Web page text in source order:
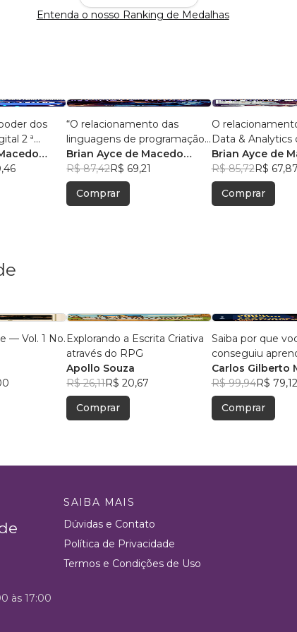
Entenda o nosso Ranking de Medalhas
dos
2 ª
“O relacionamento das
linguagens de programação
com o big data e analytics.”
Brian Ayce de Macedo
Marinho
R$ 87,42R$ 69,21
Comprar
O
Data & Analytics
Com 50
respostas.
Brian Ayce de
Marinho
R$ 85,72R$ 67,87
Comprar
— Vol. 1 No. Explorando a Escrita Criativa
através do RPG
Apollo Souza
R$ 26,11R$ 20,67
Comprar
Saiba por que
conseguiu
português
Carlos Gilberto
Rodrigues
Ferrari
R$ 99,94R$ 79,12
Comprar
SAIBA MAIS
Dúvidas e Contato
Política de Privacidade
Termos e Condições de Uso
às 17:00